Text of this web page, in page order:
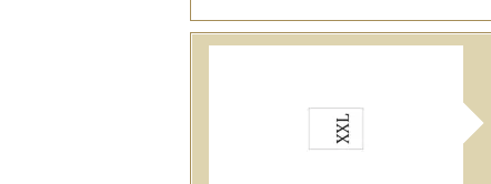
textiles con talla utilizamos tecnologías de
que da lugar a etiquetas de calidad